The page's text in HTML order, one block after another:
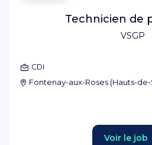
VSGP
Technicien de
CDI
Fontenay-aux-Roses (Hauts-
Voir le job